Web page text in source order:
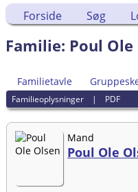
Forside Søg
Familie: Poul
Familietavle
Familieoplysninger | PDF
Mand
Poul Ole